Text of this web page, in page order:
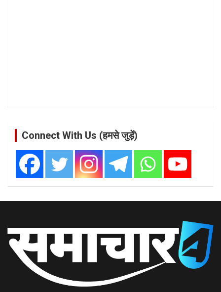
Connect With Us (हमसे जुड़ें)